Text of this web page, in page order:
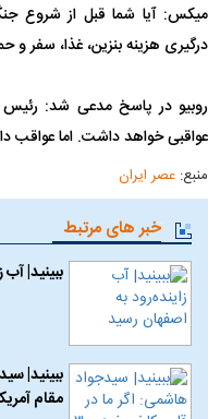
میکس: آیا شما قبل از شروع
درگیری هزینه بنزین، غذا، سفر
روبیو در پاسخ مدعی شد: رئیس
عواقبی خواهد داشت. اما عواقب
منبع: عصر ایران
خبر های مرتبط
ببینید|
مقام